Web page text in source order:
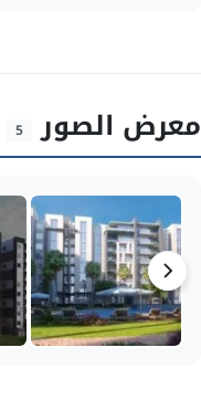
معرض الصور 5